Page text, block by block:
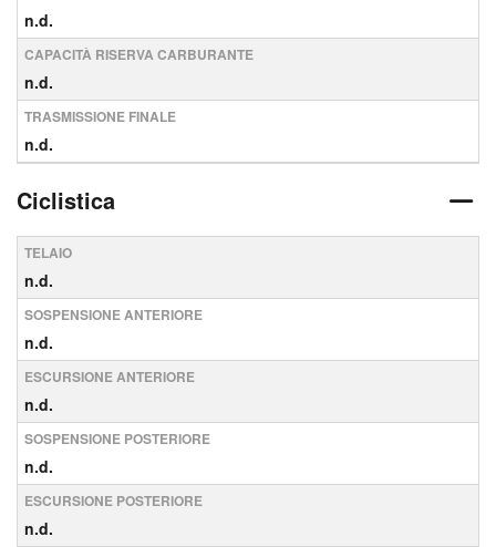
n.d.
CAPACITÀ RISERVA CARBURANTE
n.d.
TRASMISSIONE FINALE
n.d.
Ciclistica
TELAIO
n.d.
SOSPENSIONE ANTERIORE
n.d.
ESCURSIONE ANTERIORE
n.d.
SOSPENSIONE POSTERIORE
n.d.
ESCURSIONE POSTERIORE
n.d.